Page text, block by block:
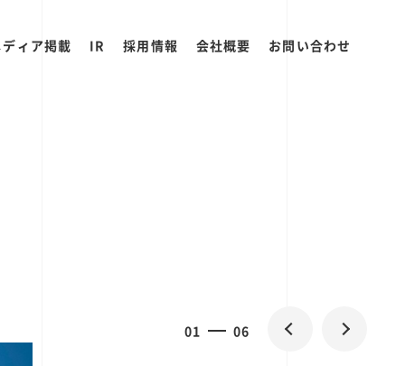
ィア掲載 IR 採用情報 会社概要 お問い合わせ
01 06